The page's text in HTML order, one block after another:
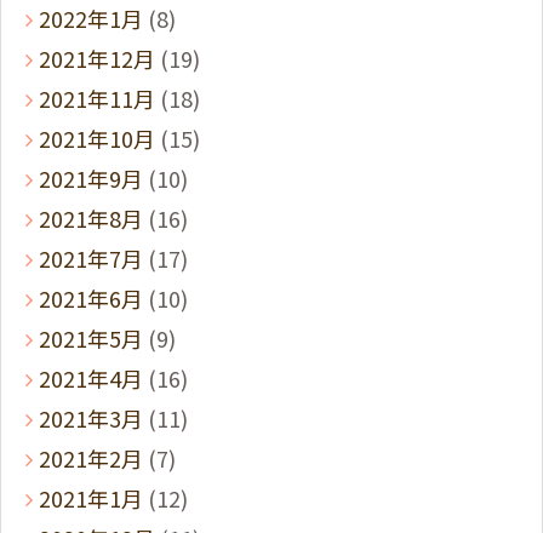
2022年1月 (8)
2021年12月 (19)
2021年11月 (18)
2021年10月 (15)
2021年9月 (10)
2021年8月 (16)
2021年7月 (17)
2021年6月 (10)
2021年5月 (9)
2021年4月 (16)
2021年3月 (11)
2021年2月 (7)
2021年1月 (12)